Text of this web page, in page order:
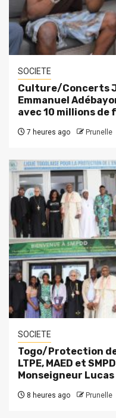
SOCIETE
Culture/Concerts
Emmanuel
avec 10 millions de
7 heures ago Prunelle
SOCIETE
Togo/Protection
LTPE, MAED et
Monseigneur
8 heures ago Prunelle